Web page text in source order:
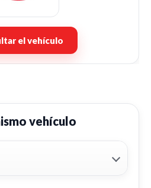
el vehículo
vehículo